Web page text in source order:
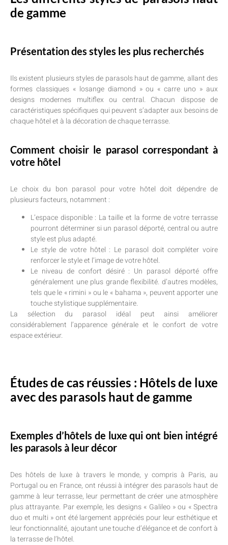
de gamme
Présentation des styles les plus recherchés
Ils existent plusieurs styles de parasols haut de gamme, allant des
formes classiques « losange diamond » ou « carre uno » aux
designs modernes multiflex ou central. Chacun dispose de
caractéristiques spécifiques qui peuvent s’adapter aux besoins de
chaque hôtel et à la décoration de chaque terrasse.
Comment choisir le parasol correspondant à
votre hôtel
Le choix du bon parasol pour votre hôtel doit dépendre de
plusieurs facteurs, notamment :
L’espace disponible : La taille et la forme de votre terrasse
pourront déterminer si un parasol déporté, central ou autre
style est plus adapté.
Le style de votre hôtel : Le parasol doit compléter voire
renforcer le style et l’image de votre hôtel.
Le niveau de confort désiré : Un parasol déporté offre
généralement une plus grande flexibilité. d’autres modèles,
tels que le « rimini » ou le « bahama », peuvent apporter une
touche stylistique supplémentaire.
La sélection du parasol idéal peut ainsi améliorer
considérablement l’apparence générale et le confort de votre
espace extérieur.
Études de cas réussies : Hôtels de luxe
avec des parasols haut de gamme
Exemples d’hôtels de luxe qui ont bien intégré
les parasols à leur décor
Des hôtels de luxe à travers le monde, y compris à Paris, au
Portugal ou en France, ont réussi à intégrer des parasols haut de
gamme à leur terrasse, leur permettant de créer une atmosphère
plus attrayante. Par exemple, les designs « Galileo » ou « Spectra
duo et multi » ont été largement appréciés pour leur esthétique et
leur fonctionnalité, ajoutant une touche d’élégance et de confort à
la terrasse de l’hôtel.